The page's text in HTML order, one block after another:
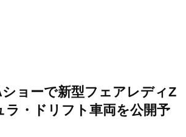
ショーで新型フェアレディZ
ラ・ドリフト車両を公開予